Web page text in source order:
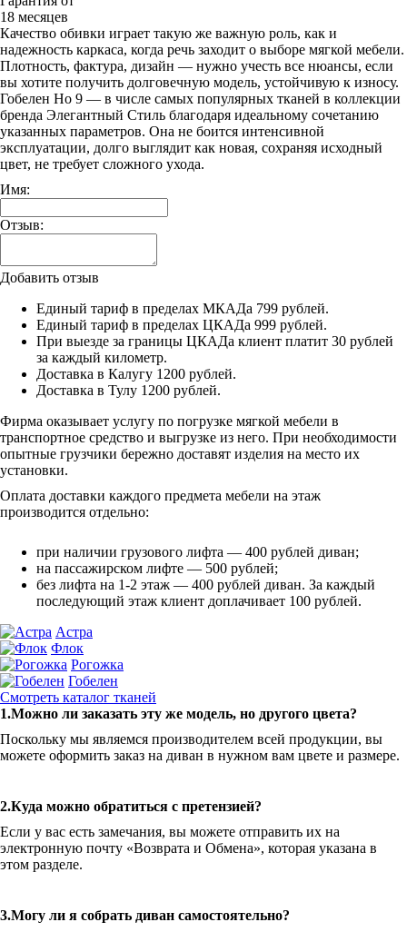
18 месяцев
Качество обивки играет такую же важную роль, как и
надежность каркаса, когда речь заходит о выборе мягкой мебели.
Плотность, фактура, дизайн — нужно учесть все нюансы, если
вы хотите получить долговечную модель, устойчивую к износу.
Гобелен Но 9 — в числе самых популярных тканей в коллекции
бренда Элегантный Стиль благодаря идеальному сочетанию
указанных параметров. Она не боится интенсивной
эксплуатации, долго выглядит как новая, сохраняя исходный
цвет, не требует сложного ухода.
Имя:
Отзыв:
Добавить отзыв
Единый тариф в пределах МКАДа 799 рублей.
Единый тариф в пределах ЦКАДа 999 рублей.
При выезде за границы ЦКАДа клиент платит 30 рублей
за каждый километр.
Доставка в Калугу 1200 рублей.
Доставка в Тулу 1200 рублей.
Фирма оказывает услугу по погрузке мягкой мебели в
транспортное средство и выгрузке из него. При необходимости
опытные грузчики бережно доставят изделия на место их
установки.
Оплата доставки каждого предмета мебели на этаж
производится отдельно:
при наличии грузового лифта — 400 рублей диван;
на пассажирском лифте — 500 рублей;
без лифта на 1-2 этаж — 400 рублей диван. За каждый
последующий этаж клиент доплачивает 100 рублей.
Астра
Флок
Рогожка
Гобелен
Смотреть каталог тканей
1.Можно ли заказать эту же модель, но другого цвета?
Поскольку мы являемся производителем всей продукции, вы
можете оформить заказ на диван в нужном вам цвете и размере.
2.Куда можно обратиться с претензией?
Если у вас есть замечания, вы можете отправить их на
электронную почту «Возврата и Обмена», которая указана в
этом разделе.
3.Могу ли я собрать диван самостоятельно?